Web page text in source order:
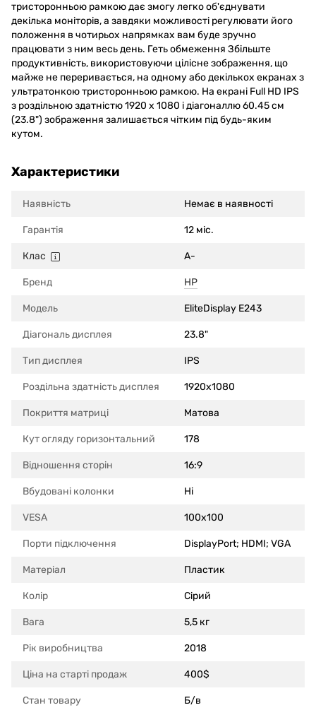
тристоронньою рамкою дає змогу легко об'єднувати
декілька моніторів, а завдяки можливості регулювати його
положення в чотирьох напрямках вам буде зручно
працювати з ним весь день. Геть обмеження Збільште
продуктивність, використовуючи цілісне зображення, що
майже не переривається, на одному або декількох екранах з
ультратонкою тристоронньою рамкою. На екрані Full HD IPS
з роздільною здатністю 1920 x 1080 і діагоналлю 60.45 см
(23.8") зображення залишається чітким під будь-яким
кутом.
Характеристики
Наявність Немає в наявності
Гарантія 12 міс.
Клас A-
Бренд HP
Модель EliteDisplay E243
Діагональ дисплея 23.8"
Тип дисплея IPS
Роздільна здатність дисплея 1920x1080
Покриття матриці Матова
Кут огляду горизонтальний 178
Відношення сторін 16:9
Вбудовані колонки Ні
VESA 100x100
Порти підключення DisplayPort; HDMI; VGA
Матеріал Пластик
Колір Сірий
Вага 5,5 кг
Рік виробництва 2018
Ціна на старті продаж 400$
Стан товару Б/в